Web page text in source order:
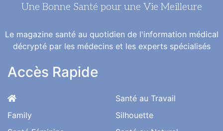
Une Bonne Santé pour une Vie Meilleure
Le magazine santé au quotidien de l'information médical
décrypté par les médecins et les experts spécialisés
Accès Rapide
Family
Santé au Travail
Silhouette